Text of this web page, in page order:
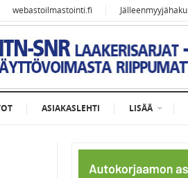
webastoilmastointi.fi Jälleenmyyjähaku
ASIAKASLEHTI LISÄÄ